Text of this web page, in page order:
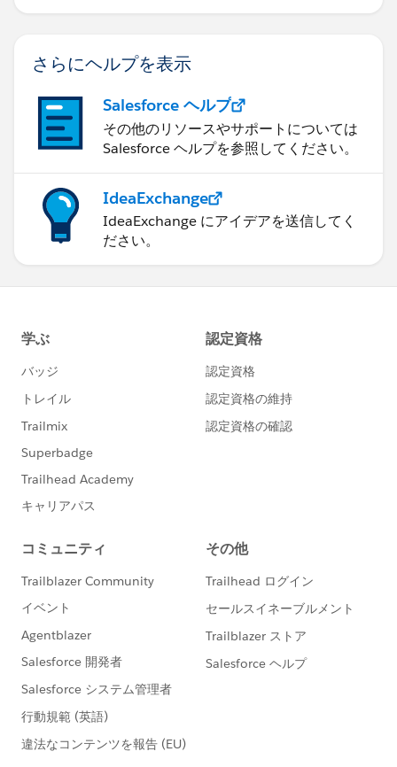
さらにヘルプを表示
Salesforce ヘルプ
その他のリソースやサポートについては
Salesforce ヘルプを参照してください。
IdeaExchange
IdeaExchange にアイデアを送信してく
ださい。